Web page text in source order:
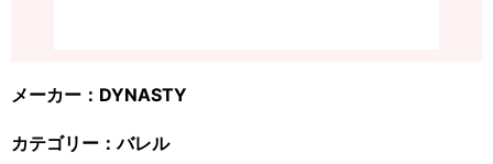
メーカー：DYNASTY
カテゴリー：バレル